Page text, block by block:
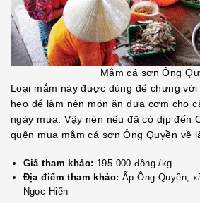
Mắm cá sơn Ông
Loại mắm này được dùng để chưng
heo để làm nên món ăn đưa cơm cho
ngày mưa. Vậy nên nếu đã có dịp đến
quên mua mắm cá sơn Ông Quyền về
Giá tham khảo: 195.000 đồng /kg
Địa điểm tham khảo: Ấp Ông Quyền,
Ngọc Hiển